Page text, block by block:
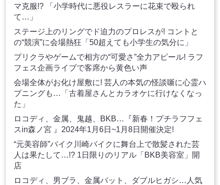
マ克服!? 「小学時代に悪役レスラーに花束で殴られ
て…」
ステージ上のリングでド迫力のプロレスが! コントと
の“競演”に会場熱狂「50超えても小学生の気分に」
プリクラやゲームで相方の“可愛さ”全力アピール! ラフ
フェス企画ライブで客席から黄色い声
会場全体がお化け屋敷に! 芸人の本気の怪談噺に心霊ハ
プニングも…「古着屋さんとカラオケに行けなくなっ
た」
ロコディ、金属、鬼越、BKB…『新春！プチラフフェ
スin森ノ宮 』2024年1月6日~1月8日開催決定!
“元美容師”バイク川崎バイクに舞台上で散髪された芸
人は果たして…!? 1日限りのリアル「BKB美容室」開
店
ロコディ、男ブラ、金属バット、ダブルヒガシ…人気